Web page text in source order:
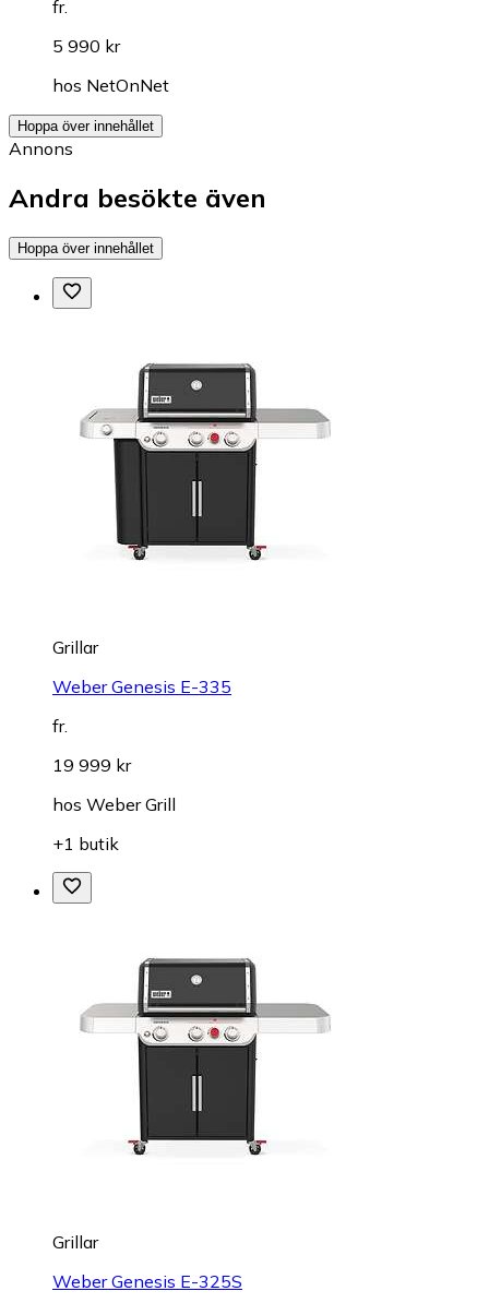
fr.
5 990 kr
hos NetOnNet
Hoppa över innehållet
Annons
Andra besökte även
Hoppa över innehållet
Grillar
Weber Genesis E-335
fr.
19 999 kr
hos Weber Grill
+1 butik
Grillar
Weber Genesis E-325S